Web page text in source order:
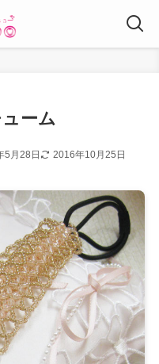
ーム
5月28日 2016年10月25日